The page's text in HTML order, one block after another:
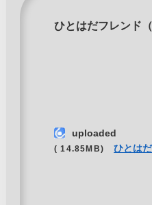
ひとはだフレンド
uploaded
( 14.85MB) ひとは